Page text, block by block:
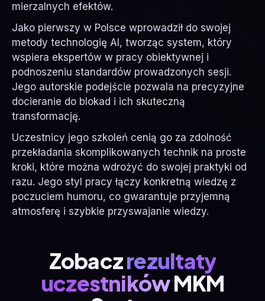
mierzalnych efektów.
Jako pierwszy w Polsce wprowadził do swojej
metody technologię AI, tworząc system, który
wspiera ekspertów w pracy obiektywnej i
podnoszeniu standardów prowadzonych sesji.
Jego autorskie podejście pozwala na precyzyjne
docieranie do blokad i ich skuteczną
transformację.
Uczestnicy jego szkoleń cenią go za zdolność
przekładania skomplikowanych technik na proste
kroki, które można wdrożyć do swojej praktyki od
razu. Jego styl pracy łączy konkretną wiedzę z
poczuciem humoru, co gwarantuje przyjemną
atmosferę i szybkie przyswajanie wiedzy.
Zobaczrezultaty
uczestnikówMKM